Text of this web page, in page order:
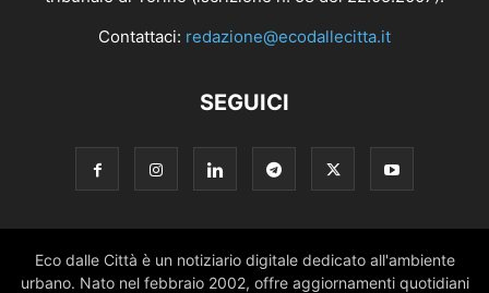
Contattaci: redazione@ecodallecitta.it
SEGUICI
Eco dalle Città è un notiziario digitale dedicato all'ambiente
urbano. Nato nel febbraio 2002, offre aggiornamenti quotidiani